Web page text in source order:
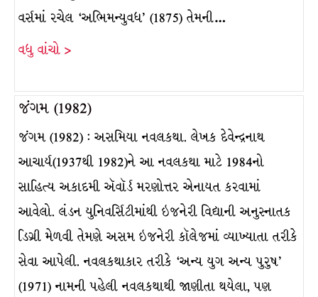
વર્સમાં રચેલ ‘અભિમન્યુવધ’ (1875) તેમની…
વધુ વાંચો >
જંગમ (1982)
જંગમ (1982) : અસમિયા નવલકથા. લેખક દેવેન્દ્રનાથ
આચાર્ય(1937થી 1982)ને આ નવલકથા માટે 1984નો
સાહિત્ય અકાદમી ઍવૉર્ડ મરણોત્તર એનાયત કરવામાં
આવેલો. લંડન યુનિવર્સિટીમાંથી ઇજનેરી વિદ્યાની અનુસ્નાતક
ડિગ્રી મેળવી તેમણે અસમ ઇજનેરી કૉલેજમાં વ્યાખ્યાતા તરીકે
સેવા આપેલી. નવલકથાકાર તરીકે ‘અન્ય યુગ અન્ય પુરુષ’
(1971) નામની પહેલી નવલકથાથી જાણીતા થયેલા, પણ